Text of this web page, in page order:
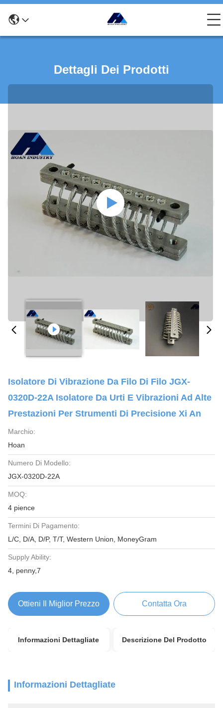
Dettagli Dei Prodotti
Isolatore Di Vibrazione Da Filo Di Filo JGX-
0320D-22A Isolatore Da Urti E Vibrazioni Ad Alte
Prestazioni Per Strumenti Di Precisione Xi An
Marchio:
Hoan
Numero Di Modello:
JGX-0320D-22A
MOQ:
4 pience
Termini Di Pagamento:
L/C, D/A, D/P, T/T, Western Union, MoneyGram
Supply Ability:
4, penny,7
Ottieni Il Miglior Prezzo Contatta Ora
Informazioni Dettagliate Descrizione Del Prodotto
Informazioni Dettagliate